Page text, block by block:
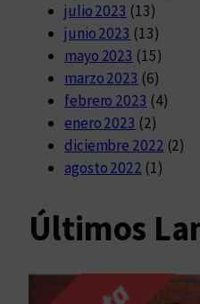
julio 2023 (13)
junio 2023 (13)
mayo 2023 (15)
marzo 2023 (6)
febrero 2023 (4)
enero 2023 (2)
diciembre 2022 (2)
agosto 2022 (1)
Últimos